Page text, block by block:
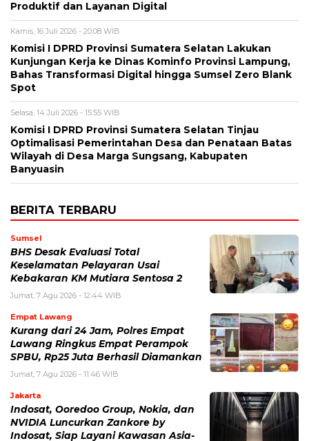
Produktif dan Layanan Digital
Kamis, 16 Juli 2026 - 20:08 WIB
Komisi I DPRD Provinsi Sumatera Selatan Lakukan
Kunjungan Kerja ke Dinas Kominfo Provinsi Lampung,
Bahas Transformasi Digital hingga Sumsel Zero Blank
Spot
Selasa, 14 Juli 2026 - 15:55 WIB
Komisi I DPRD Provinsi Sumatera Selatan Tinjau
Optimalisasi Pemerintahan Desa dan Penataan Batas
Wilayah di Desa Marga Sungsang, Kabupaten
Banyuasin
BERITA TERBARU
Sumsel
BHS Desak Evaluasi Total
Keselamatan Pelayaran Usai
Kebakaran KM Mutiara Sentosa 2
Jumat, 7 Agu 2026 - 12:44 WIB
Empat Lawang
Kurang dari 24 Jam, Polres Empat
Lawang Ringkus Empat Perampok
SPBU, Rp25 Juta Berhasil Diamankan
Jumat, 7 Agu 2026 - 11:46 WIB
Jakarta
Indosat, Ooredoo Group, Nokia, dan
NVIDIA Luncurkan Zankore by
Indosat, Siap Layani Kawasan Asia-